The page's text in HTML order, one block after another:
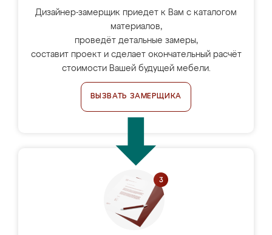
Дизайнер-замерщик приедет к Вам с каталогом
материалов,
проведёт детальные замеры,
составит проект и сделает окончательный расчёт
стоимости Вашей будущей мебели.
ВЫЗВАТЬ ЗАМЕРЩИКА